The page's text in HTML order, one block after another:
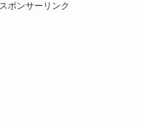
スポンサーリンク